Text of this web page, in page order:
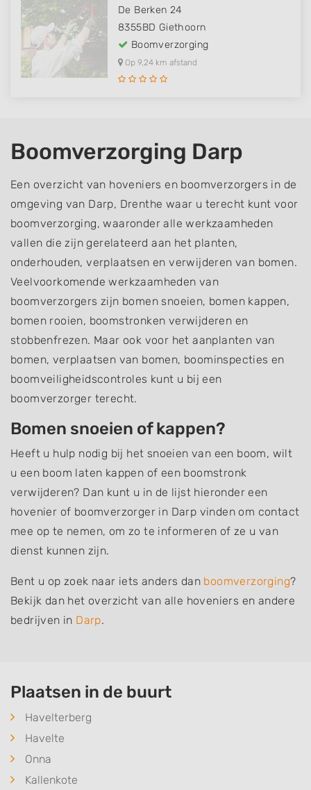
De Berken 24
8355BD Giethoorn
Boomverzorging
Op 9,24 km afstand
Boomverzorging Darp
Een overzicht van hoveniers en boomverzorgers in de
omgeving van Darp, Drenthe waar u terecht kunt voor
boomverzorging, waaronder alle werkzaamheden
vallen die zijn gerelateerd aan het planten,
onderhouden, verplaatsen en verwijderen van bomen.
Veelvoorkomende werkzaamheden van
boomverzorgers zijn bomen snoeien, bomen kappen,
bomen rooien, boomstronken verwijderen en
stobbenfrezen. Maar ook voor het aanplanten van
bomen, verplaatsen van bomen, boominspecties en
boomveiligheidscontroles kunt u bij een
boomverzorger terecht.
Bomen snoeien of kappen?
Heeft u hulp nodig bij het snoeien van een boom, wilt
u een boom laten kappen of een boomstronk
verwijderen? Dan kunt u in de lijst hieronder een
hovenier of boomverzorger in Darp vinden om contact
mee op te nemen, om zo te informeren of ze u van
dienst kunnen zijn.
Bent u op zoek naar iets anders dan boomverzorging?
Bekijk dan het overzicht van alle hoveniers en andere
bedrijven in Darp.
Plaatsen in de buurt
Havelterberg
Havelte
Onna
Kallenkote